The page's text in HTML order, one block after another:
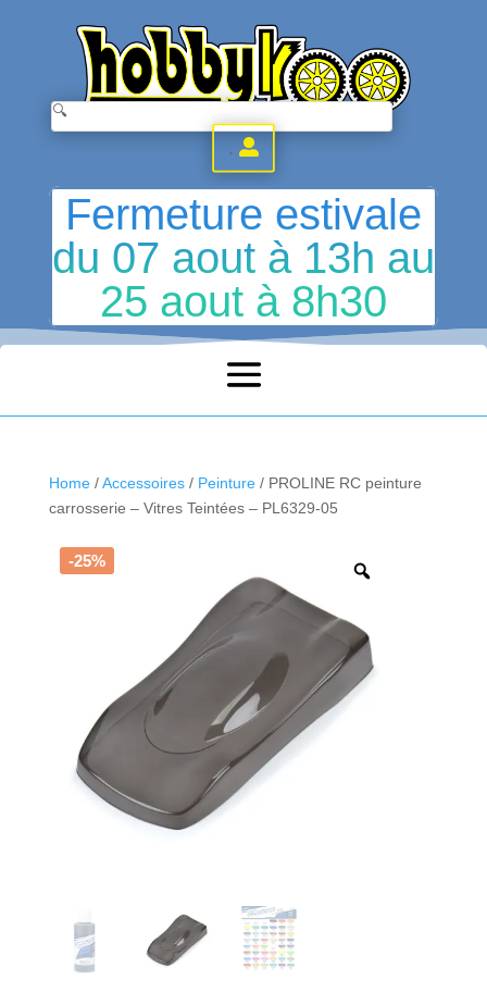
.
Fermeture estivale
du 07 aout à 13h au
25 aout à 8h30
Home/Accessoires/ Peinture/ PROLINE RC peinture
carrosserie – Vitres Teintées – PL6329-05
-25%